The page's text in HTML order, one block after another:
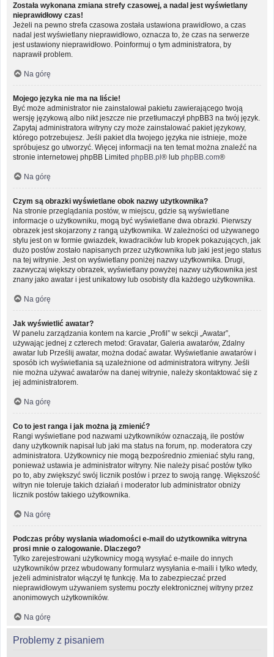
Została wykonana zmiana strefy czasowej, a nadal jest wyświetlany
nieprawidłowy czas!
Jeżeli na pewno strefa czasowa została ustawiona prawidłowo, a czas
nadal jest wyświetlany nieprawidłowo, oznacza to, że czas na serwerze
jest ustawiony nieprawidłowo. Poinformuj o tym administratora, by
naprawił problem.
Na górę
Mojego języka nie ma na liście!
Być może administrator nie zainstalował pakietu zawierającego twoją
wersję językową albo nikt jeszcze nie przetłumaczył phpBB3 na twój język.
Zapytaj administratora witryny czy może zainstalować pakiet językowy,
którego potrzebujesz. Jeśli pakiet dla twojego języka nie istnieje, może
spróbujesz go utworzyć. Więcej informacji na ten temat można znaleźć na
stronie internetowej phpBB Limited phpBB.pl® lub phpBB.com®
Na górę
Czym są obrazki wyświetlane obok nazwy użytkownika?
Na stronie przeglądania postów, w miejscu, gdzie są wyświetlane
informacje o użytkowniku, mogą być wyświetlane dwa obrazki. Pierwszy
obrazek jest skojarzony z rangą użytkownika. W zależności od używanego
stylu jest on w formie gwiazdek, kwadracików lub kropek pokazujących, jak
dużo postów zostało napisanych przez użytkownika lub jaki jest jego status
na tej witrynie. Jest on wyświetlany poniżej nazwy użytkownika. Drugi,
zazwyczaj większy obrazek, wyświetlany powyżej nazwy użytkownika jest
znany jako awatar i jest unikatowy lub osobisty dla każdego użytkownika.
Na górę
Jak wyświetlić awatar?
W panelu zarządzania kontem na karcie „Profil” w sekcji „Awatar”,
używając jednej z czterech metod: Gravatar, Galeria awatarów, Zdalny
awatar lub Prześlij awatar, można dodać awatar. Wyświetlanie awatarów i
sposób ich wyświetlania są uzależnione od administratora witryny. Jeśli
nie można używać awatarów na danej witrynie, należy skontaktować się z
jej administratorem.
Na górę
Co to jest ranga i jak można ją zmienić?
Rangi wyświetlane pod nazwami użytkowników oznaczają, ile postów
dany użytkownik napisał lub jaki ma status na forum, np. moderatora czy
administratora. Użytkownicy nie mogą bezpośrednio zmieniać stylu rang,
ponieważ ustawia je administrator witryny. Nie należy pisać postów tylko
po to, aby zwiększyć swój licznik postów i przez to swoją rangę. Większość
witryn nie toleruje takich działań i moderator lub administrator obniży
licznik postów takiego użytkownika.
Na górę
Podczas próby wysłania wiadomości e-mail do użytkownika witryna
prosi mnie o zalogowanie. Dlaczego?
Tylko zarejestrowani użytkownicy mogą wysyłać e-maile do innych
użytkowników przez wbudowany formularz wysyłania e-maili i tylko wtedy,
jeżeli administrator włączył tę funkcję. Ma to zabezpieczać przed
nieprawidłowym używaniem systemu poczty elektronicznej witryny przez
anonimowych użytkowników.
Na górę
Problemy z pisaniem